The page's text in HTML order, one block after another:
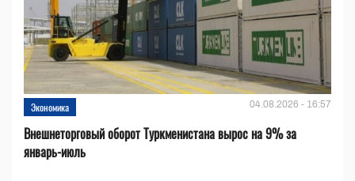
Экономика 04.08.2026 - 16:57
Внешнеторговый оборот Туркменистана вырос на 9% за
январь-июль